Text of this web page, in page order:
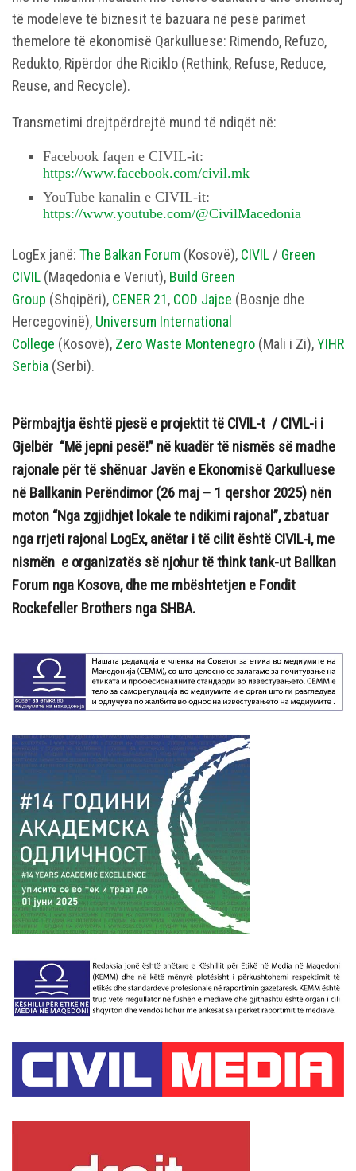
të modeleve të biznesit të bazuara në pesë parimet
themelore të ekonomisë Qarkulluese: Rimendo, Refuzo,
Redukto, Ripërdor dhe Riciklo (Rethink, Refuse, Reduce,
Reuse, and Recyclе).
Transmetimi drejtpërdrejtë mund të ndiqët në:
Facebook faqen e CIVIL-it:
https://www.facebook.com/civil.mk
YouTube kanalin e CIVIL-it:
https://www.youtube.com/@CivilMacedonia
LogEx janë: The Balkan Forum (Kosovë), CIVIL / Green
CIVIL (Maqedonia e Veriut), Build Green
Group (Shqipëri), CENER 21, COD Jajce (Bosnje dhe
Hercegovinë), Universum International
College (Kosovë), Zero Waste Montenegro (Mali i Zi),YIHR
Serbia (Serbi).
Përmbajtja është pjesë e projektit të CIVIL-t / CIVIL-i i
Gjelbër “Më jepni pesë!” në kuadër të nismës së madhe
rajonale për të shënuar Javën e Ekonomisë Qarkulluese
në Ballkanin Perëndimor (26 maj – 1 qershor 2025) nën
moton “Nga zgjidhjet lokale te ndikimi rajonal”, zbatuar
nga rrjeti rajonal LogEx, anëtar i të cilit është CIVIL-i, me
nismën e organizatës së njohur të think tank-ut Ballkan
Forum nga Kosova, dhe me mbështetjen e Fondit
Rockefeller Brothers nga SHBA.